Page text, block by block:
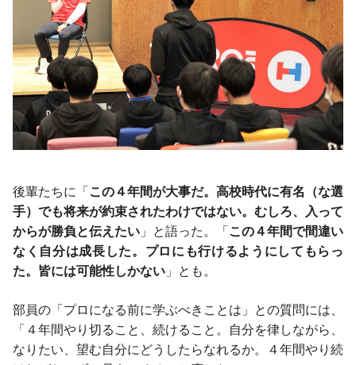
後輩たちに「 この４年間が大事だ。高校時代に有名（な選
手）でも将来が約束されたわけではない。むしろ、入って
からが勝負と伝えたい 」と語った。「 この４年間で間違い
なく自分は成長した。プロにも行けるようにしてもらっ
た。皆には可能性しかない 」とも。
部員の「プロになる前に学ぶべきことは」との質問には、
「４年間やり切ること、続けること。自分を律しながら、
なりたい、望む自分にどうしたらなれるか。４年間やり続